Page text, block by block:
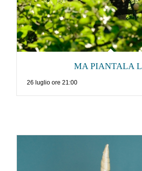
MA PIANTALA
26 luglio ore 21:00